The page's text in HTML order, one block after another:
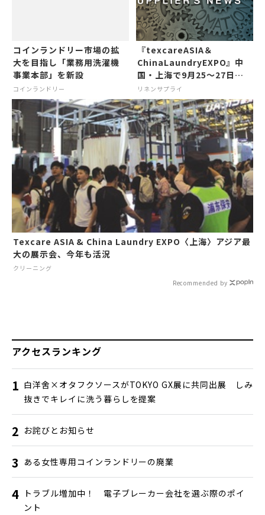
コインランドリー市場の拡
大を目指し「業務用洗濯機
事業本部」を新設
コインランドリー
『texcareASIA＆
ChinaLaundryEXPO』中
国・上海で9月25～27日に
展示会
リネンサプライ
Texcare ASIA & China Laundry EXPO〈上海〉アジア最
大の展示会、今年も活況
クリーニング
Recommended by
アクセスランキング
白洋舍×オタフクソースがTOKYO GX展に共同出展 しみ
抜きでキレイに洗う暮らしを提案
お詫びとお知らせ
ある女性専用コインランドリーの廃業
トラブル増加中！ 電子ブレーカー会社を選ぶ際のポイ
ント